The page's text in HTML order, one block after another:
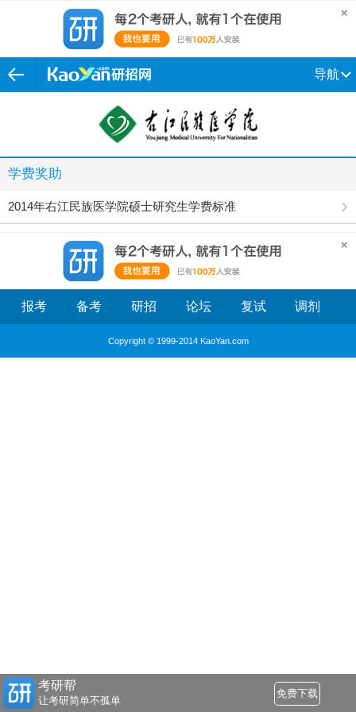
导航
学费奖助
2014年右江民族医学院硕士研究生学费标准
报考 备考 研招 论坛 复试 调剂
Copyright © 1999-2014 KaoYan.com
考研帮
让考研简单不孤单
免费下载